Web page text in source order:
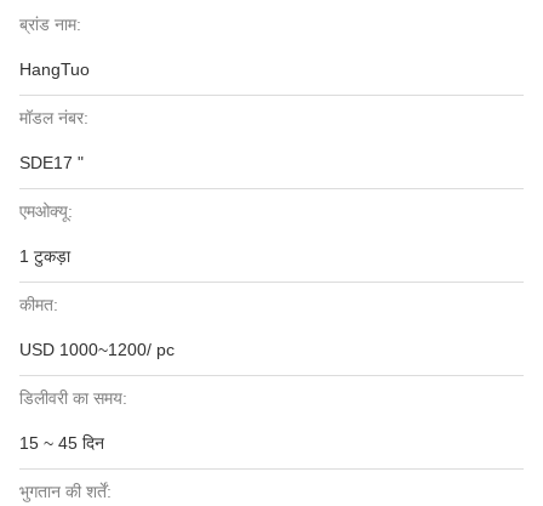
ब्रांड नाम:
HangTuo
मॉडल नंबर:
SDE17 "
एमओक्यू:
1 टुकड़ा
कीमत:
USD 1000~1200/ pc
डिलीवरी का समय:
15 ~ 45 दिन
भुगतान की शर्तें: